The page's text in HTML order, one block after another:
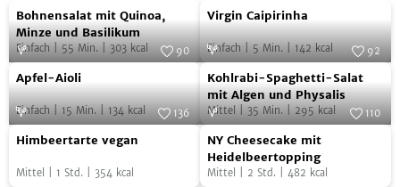
Bohnensalat
mit
Quinoa,
Minze
und
Basilikum
Foto: Michaela Auer
Bohnensalat mit Quinoa,
Minze und Basilikum
Einfach 55 Min. 303 kcal
Virgin
Caipirinha
Virgin Caipirinha
Einfach 5 Min. 142 kcal
Apfel-
Aioli
90
Apfel-Aioli
Einfach 15 Min. 134 kcal
Kohlrabi-
Spaghetti-
Salat
mit
Algen
und
Foto: SevenCooks
92
Kohlrabi-Spaghetti-Salat
mit Algen und Physalis
Mittel 35 Min. 295 kcal
Himbeertarte
136
Himbeertarte vegan
Mittel 1 Std. 354 kcal
NY
Cheesecake
mit
Foto:
110
NY Cheesecake mit
Heidelbeertopping
Mittel 2 Std. 482 kcal